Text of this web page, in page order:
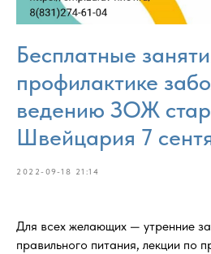
Бесплатные
профилактике
ведению ЗОЖ
Швейцария 7
2022-09-18 21:14
Для всех желающих — утренние
правильного питания, лекции по